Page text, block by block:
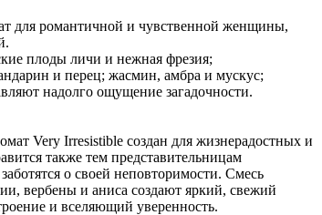
для романтичной и чувственной женщины,
плоды личи и нежная фрезия;
и перец; жасмин, амбра и мускус;
надолго ощущение загадочности.
Very Irresistible создан для жизнерадостных и
также тем представительницам
о своей неповторимости. Смесь
вербены и аниса создают яркий, свежий
и вселяющий уверенность.